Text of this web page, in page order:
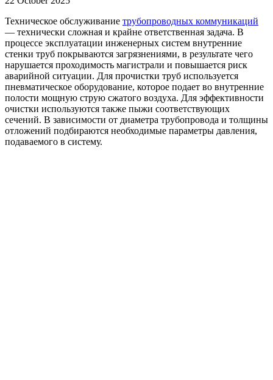
Техническое обслуживание трубопроводных коммуникаций
— технически сложная и крайне ответственная задача. В
процессе эксплуатации инженерных систем внутренние
стенки труб покрываются загрязнениями, в результате чего
нарушается проходимость магистрали и повышается риск
аварийной ситуации. Для прочистки труб используется
пневматическое оборудование, которое подает во внутренние
полости мощную струю сжатого воздуха. Для эффективности
очистки используются также пыжи соответствующих
сечений. В зависимости от диаметра трубопровода и толщины
отложений подбираются необходимые параметры давления,
подаваемого в систему.